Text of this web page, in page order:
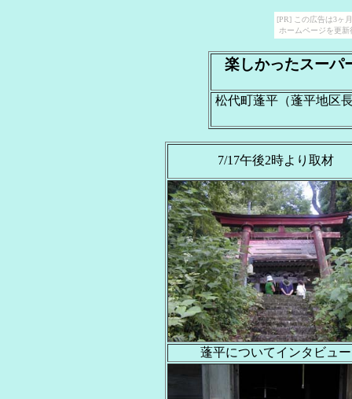
[PR] この広告は3ヶ
ホームページを更
楽しかったスーパ
松代町蓬平（蓬平地区
7/17午後2時より取材
蓬平についてインタビュー